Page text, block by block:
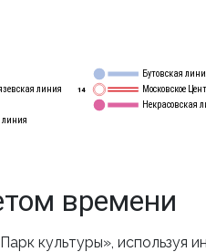
линия
Бутовская
Московское
линия
Некрасовская
14
времени
культуры», используя